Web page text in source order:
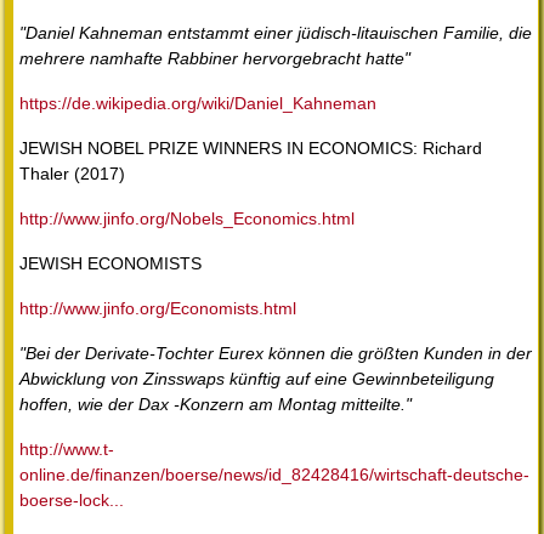
"Daniel Kahneman entstammt einer jüdisch-litauischen Familie, die
mehrere namhafte Rabbiner hervorgebracht hatte"
https://de.wikipedia.org/wiki/Daniel_Kahneman
JEWISH NOBEL PRIZE WINNERS IN ECONOMICS: Richard
Thaler (2017)
http://www.jinfo.org/Nobels_Economics.html
JEWISH ECONOMISTS
http://www.jinfo.org/Economists.html
"Bei der Derivate-Tochter Eurex können die größten Kunden in der
Abwicklung von Zinsswaps künftig auf eine Gewinnbeteiligung
hoffen, wie der Dax -Konzern am Montag mitteilte."
http://www.t-
online.de/finanzen/boerse/news/id_82428416/wirtschaft-deutsche-
boerse-lock...